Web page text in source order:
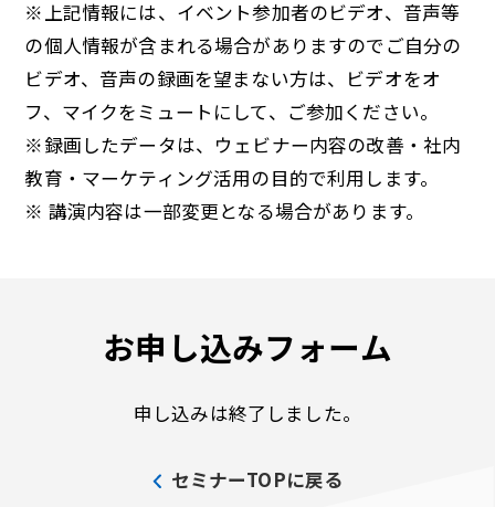
※上記情報には、イベント参加者のビデオ、音声等
の個人情報が含まれる場合がありますのでご自分の
ビデオ、音声の録画を望まない方は、ビデオをオ
フ、マイクをミュートにして、ご参加ください。
※録画したデータは、ウェビナー内容の改善・社内
教育・マーケティング活用の目的で利用します。
※ 講演内容は一部変更となる場合があります。
お申し込みフォーム
申し込みは終了しました。
セミナーTOPに戻る